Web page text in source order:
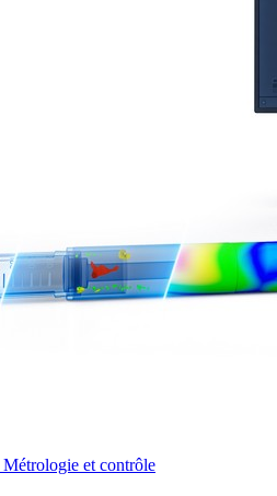
Métrologie et contrôle